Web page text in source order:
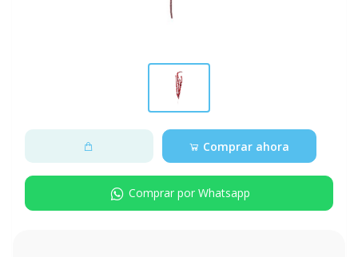
Comprar ahora
Comprar por Whatsapp